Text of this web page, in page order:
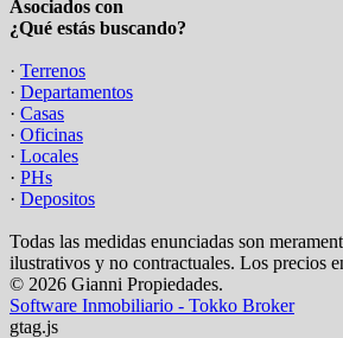
Asociados con
¿Qué estás buscando?
· Terrenos
· Departamentos
· Casas
· Oficinas
· Locales
· PHs
· Depositos
Todas las medidas enunciadas son
ilustrativos y no contractuales. Los precios
© 2026 Gianni Propiedades.
Software Inmobiliario - Tokko Broker
gtag.js